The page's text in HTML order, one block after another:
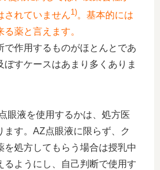
されていません1)。基本的には
薬と言えます。
で作用するものがほとんとであ
ぼすケースはあまり多くありま
眼液を使用するかは、処方医
ます。AZ点眼液に限らず、ク
を処方してもらう場合は授乳中
るようにし、自己判断で使用す